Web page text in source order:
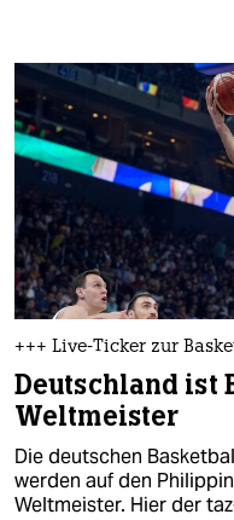
+++ Live-Ticker zur
Deutschland ist
Weltmeister
Die deutschen
werden auf den
Weltmeister. Hier der